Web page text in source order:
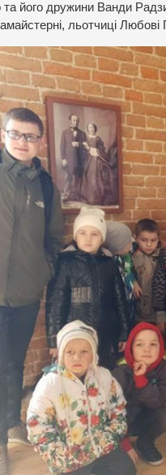
та його дружини Ванди
льотчиці